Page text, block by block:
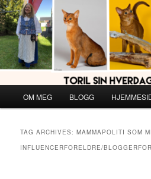
Skip
to
primary
content
Skip
to
secondary
content
OM MEG BLOGG
TAG ARCHIVES:MAMMAPOLITI SOM
INFLUENCERFORELDRE/